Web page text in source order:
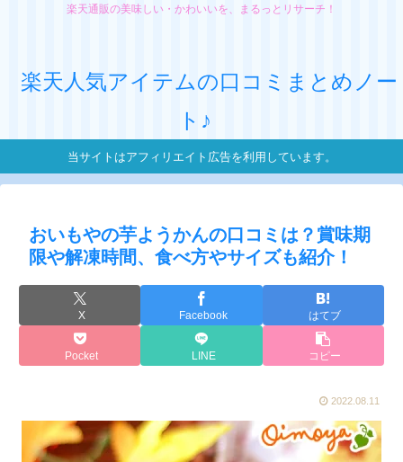
楽天通販の美味しい・かわいいを、まるっとリサーチ！
楽天人気アイテムの口コミまとめノー
ト♪
当サイトはアフィリエイト広告を利用しています。
おいもやの芋ようかんの口コミは？賞味期
限や解凍時間、食べ方やサイズも紹介！
X Facebook はてブ
Pocket LINE コピー
2022.08.11